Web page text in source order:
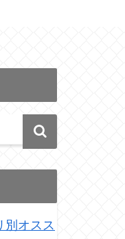
別オスス